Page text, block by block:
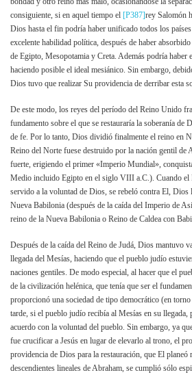
consiguiente, si en aquel tiempo el [P387]rey Salomón
Dios hasta el fin podría haber unificado todos los
excelente habilidad política, después de haber
de Egipto, Mesopotamia y Creta. Además podría
haciendo posible el ideal mesiánico. Sin embargo,
Dios tuvo que realizar Su providencia de derribar esta
De este modo, los reyes del período del Reino Unido
fundamento sobre el que se restauraría la soberanía de
de fe. Por lo tanto, Dios dividió finalmente el reino en
Reino del Norte fuese destruido por la nación gentil de
fuerte, erigiendo el primer «Imperio Mundial»,
Medio incluido Egipto en el siglo VIII a.C.). Cuando el
servido a la voluntad de Dios, se rebeló contra El, Dios
Nueva Babilonia (después de la caída del Imperio de
reino de la Nueva Babilonia o Reino de Caldea con
Después de la caída del Reino de Judá, Dios mantuvo
llegada del Mesías, haciendo que el pueblo judío
naciones gentiles. De modo especial, al hacer que el
de la civilización helénica, que tenía que ser el
proporcionó una sociedad de tipo democrático (en
tarde, si el pueblo judío recibía al Mesías en su llegada,
acuerdo con la voluntad del pueblo. Sin embargo, ya
fue crucificar a Jesús en lugar de elevarlo al trono, el
providencia de Dios para la restauración, que El planeó
descendientes lineales de Abraham, se cumplió sólo